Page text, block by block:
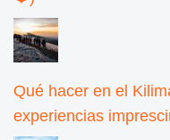
Qué hacer en el
experiencias